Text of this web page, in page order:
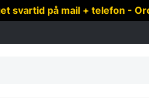
svartid på mail + telefon -